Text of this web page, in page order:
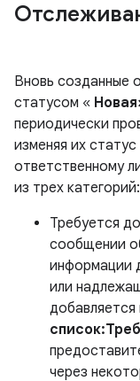
Вновь созданные
статусом «
периодически
изменяя их
ответственному
из трех категорий:
Требуется
сообщении
информации
или
добавляется
через